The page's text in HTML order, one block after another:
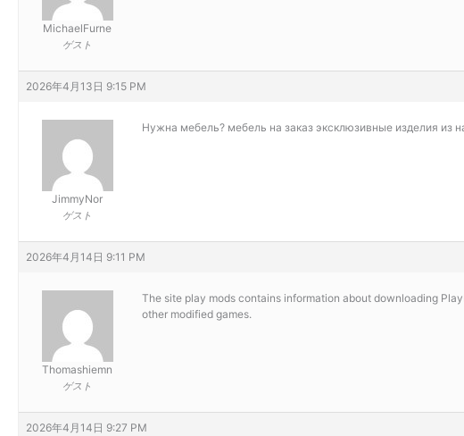
MichaelFurne
ゲスト
2026年4月13日 9:15 PM
JimmyNor
ゲスト
Нужна мебель? мебель на заказ эксклюзивные изделия из
2026年4月14日 9:11 PM
Thomashiemn
ゲスト
The site play mods contains information about downloading
other modified games.
2026年4月14日 9:27 PM